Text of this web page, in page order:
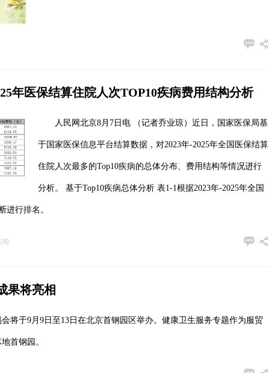
年医保结算住院人次TOP10疾病费用结构分析
人民网北京8月7日电 （记者乔业琼）近日，国家医保局基
于国家医保信息平台结算数据，对2023年-2025年全国医保结算
住院人次最多的Top10疾病的总体分布、费用结构等情况进行
分析。 基于Top10疾病总体分析 表1-1根据2023年-2025年全国
进行排名。
闻
果将亮相
将于9月9日至13日在北京首钢园区举办。健康卫生服务专题作为服贸
首钢园。